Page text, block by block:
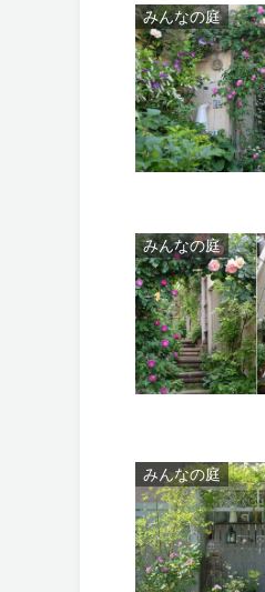
みんなの庭
みんなの庭
みんなの庭